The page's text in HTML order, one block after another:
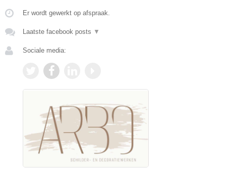
Er wordt gewerkt op afspraak.
Laatste facebook posts ▼
Sociale media: